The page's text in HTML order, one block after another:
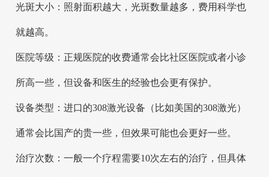
光斑大小：照射面积越大，光斑数量越多，费用科学也
就越高。
医院等级：正规医院的收费通常会比社区医院或者小诊
所高一些，但设备和医生的经验也会更有保护。
设备类型：进口的308激光设备（比如美国的308激光）
通常会比国产的贵一些，但效果可能也会更好一些。
治疗次数：一般一个疗程需要10次左右的治疗，但具体